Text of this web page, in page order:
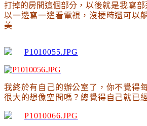
打掉的房間這個部分 ，以後就是我寫
以一邊寫一邊看電視 ，沒梗時還可以
美
我終於有自己的辦公室了，你不覺得
很大的想像空間嗎 ？總覺得自己就已